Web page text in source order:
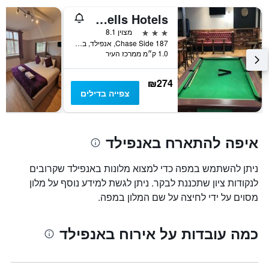
Six Bells Hotels
3 כוכבים
מצוין 8.1
187 Chase Side, אנפילד, בריטניה
1.0 ק״מ ממרכז העיר
₪274
צפייה בדילים
איפה להתארח באנפילד
ניתן להשתמש במפה כדי למצוא מלונות באנפילד שקרובים
לנקודות ציון שתכננת לבקר. ניתן לגשת למידע נוסף על מלון
מסוים על ידי לחיצה על שם המלון במפה.
כמה עובדות על אירוח באנפילד